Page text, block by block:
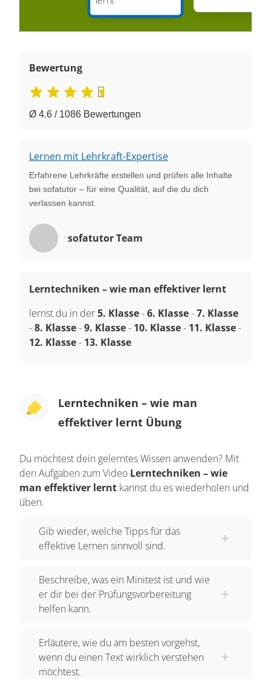
Bewertung
Ø 4.6 / 1086 Bewertungen
Lernen mit Lehrkraft-Expertise
Erfahrene Lehrkräfte erstellen und prüfen alle Inhalte
bei sofatutor – für eine Qualität, auf die du dich
verlassen kannst.
sofatutor Team
Lerntechniken – wie man effektiver lernt
lernst du in der5. Klasse-6. Klasse-7. Klasse
-8. Klasse-9. Klasse- 10. Klasse- 11. Klasse-
12. Klasse- 13. Klasse
Lerntechniken – wie man
effektiver lernt Übung
Du möchtest dein gelerntes Wissen anwenden? Mit
den Aufgaben zum Video Lerntechniken – wie
man effektiver lernt kannst du es wiederholen und
üben.
Gib wieder, welche Tipps für das
effektive Lernen sinnvoll sind.
Beschreibe, was ein Minitest ist und wie
er dir bei der Prüfungsvorbereitung
helfen kann.
Erläutere, wie du am besten vorgehst,
wenn du einen Text wirklich verstehen
möchtest.